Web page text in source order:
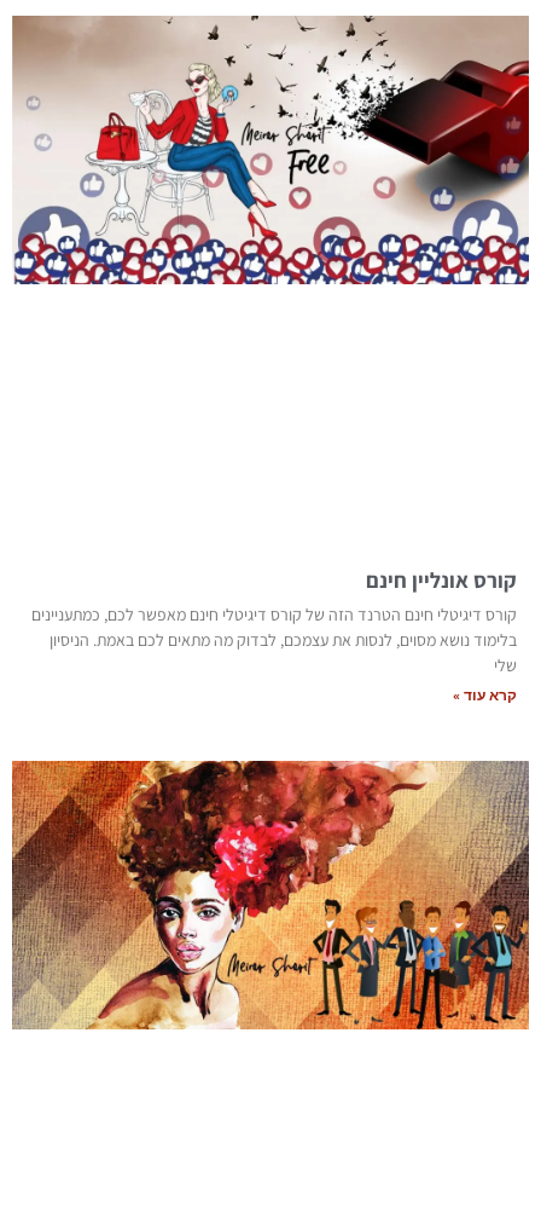
קורס אונליין חינם
קורס דיגיטלי חינם הטרנד הזה של קורס דיגיטלי חינם מאפשר לכם, כמתעניינים
בלימוד נושא מסוים, לנסות את עצמכם, לבדוק מה מתאים לכם באמת. הניסיון
שלי
קרא עוד »